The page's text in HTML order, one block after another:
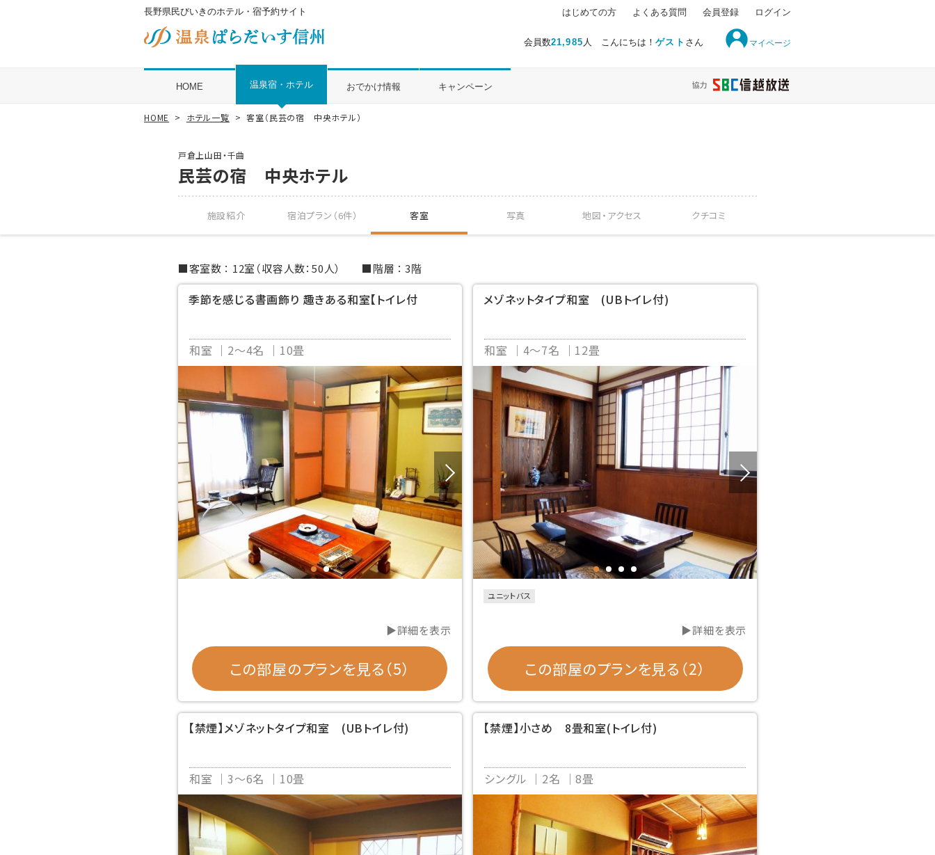
長野県民びいきのホテル・宿予約サイト
会員数21,985 人 こんにちは！ゲスト さん マイページ
はじめての方 よくある質問 会員登録 ログイン
HOME 温泉宿・ホテル おでかけ情報 キャンペーン
HOME ホテル一覧 客室（民芸の宿 中央ホテル）
戸倉上山田・千曲
民芸の宿 中央ホテル
施設紹介 宿泊プラン（6件） 客室 写真 地図・ アクセス クチコミ
客室数 12室（収容人数：50人） 階層 3階
季節を感じる書画飾り 趣きある和室【トイレ付
和室 2～4名 10畳
▶詳細を表示
この部屋のプランを見る（5）
メゾネットタイプ和室 (UBトイレ付)
和室 4～7名 12畳
ユニットバス
▶詳細を表示
この部屋のプランを見る（2）
【禁煙】メゾネットタイプ和室 (UBトイレ付)
和室 3～6名 10畳
【禁煙】小さめ 8畳和室(トイレ付)
シングル 2名 8畳